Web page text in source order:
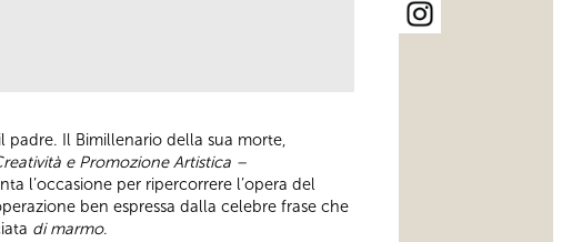
padre. Il Bimillenario della sua morte,
e Promozione Artistica –
l’occasione per ripercorrere l’opera del
ben espressa dalla celebre frase che
di marmo.